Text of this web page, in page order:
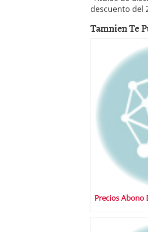
descuento del
Tamnien Te
Precios Abono